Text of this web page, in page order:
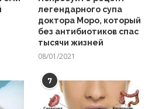
легендарного супа
доктора Моро, который
без антибиотиков спас
тысячи жизней
08/01/2021
7